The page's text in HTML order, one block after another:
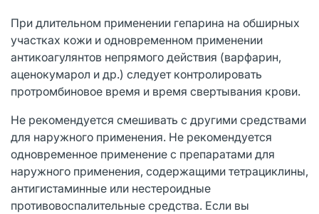
При длительном применении гепарина на обширных
участках кожи и одновременном применении
антикоагулянтов непрямого действия (варфарин,
аценокумарол и др.) следует контролировать
протромбиновое время и время свертывания крови.
Не рекомендуется смешивать с другими средствами
для наружного применения. Не рекомендуется
одновременное применение с препаратами для
наружного применения, содержащими тетрациклины,
антигистаминные или нестероидные
противовоспалительные средства. Если вы